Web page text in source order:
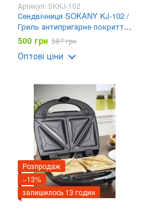
Артикул: SKKJ-102
Сендвічниця SOKANY KJ-102 /
Гриль антипригарне покриття
Чорний 750 Вт /
Електробутербродниця для
дому
500 грн 587 грн
Оптові ціни
Розпродаж
−13%
залишилось 13 годин